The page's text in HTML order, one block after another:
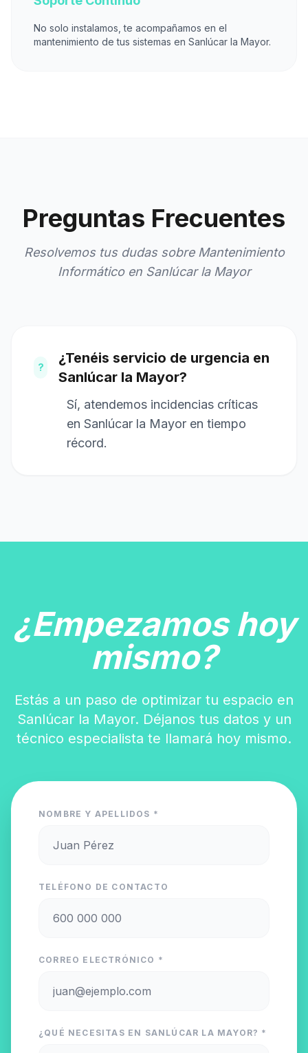
No solo instalamos, te acompañamos en el
mantenimiento de tus sistemas en Sanlúcar la Mayor.
Preguntas Frecuentes
Resolvemos tus dudas sobre Mantenimiento
Informático en Sanlúcar la Mayor
?
¿Tenéis servicio de urgencia en
Sanlúcar la Mayor?
Sí, atendemos incidencias críticas
en Sanlúcar la Mayor en tiempo
récord.
¿Empezamos hoy
mismo?
Estás a un paso de optimizar tu espacio en
Sanlúcar la Mayor. Déjanos tus datos y un
técnico especialista te llamará hoy mismo.
NOMBRE Y APELLIDOS *
TELÉFONO DE CONTACTO
CORREO ELECTRÓNICO *
¿QUÉ NECESITAS EN SANLÚCAR LA MAYOR? *